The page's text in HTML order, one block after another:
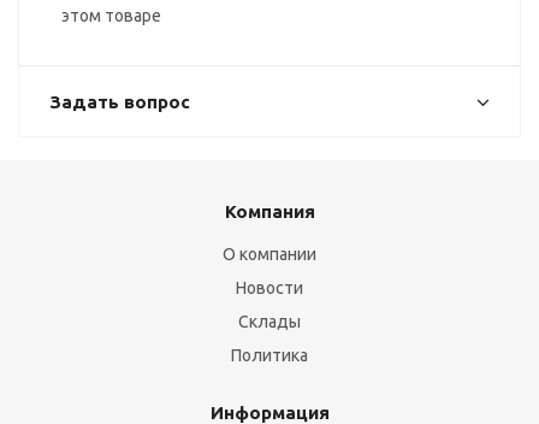
этом товаре
Задать вопрос
Компания
О компании
Новости
Склады
Политика
Информация